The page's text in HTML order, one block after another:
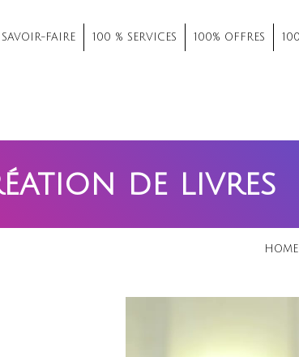
FAIRE 100 % SERVICES 100% OFFRES
de livres
HOME